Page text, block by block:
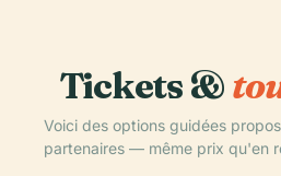
Tickets &
Voici des options guidées
partenaires — même prix qu'en